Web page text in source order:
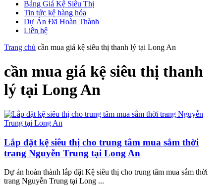
Bảng Giá Kệ Siêu Thị
Tin tức kệ hàng hóa
Dự Án Đã Hoàn Thành
Liên hệ
Trang chủ cần mua giá kệ siêu thị thanh lý tại Long An
cần mua giá kệ siêu thị thanh
lý tại Long An
Lắp đặt kệ siêu thị cho trung tâm mua sắm thời
trang Nguyễn Trung tại Long An
Dự án hoàn thành lắp đặt Kệ siêu thị cho trung tâm mua sắm thời
trang Nguyễn Trung tại Long ...